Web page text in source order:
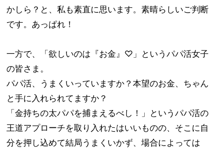
かしら？と、私も素直に思います。素晴らしいご判断
です。あっぱれ！
一方で、「欲しいのは『お金』♡」というパパ活女子
の皆さま。
パパ活、うまくいっていますか？本望のお金、ちゃん
と手に入れられてますか？
「金持ちの太パパを捕まえるべし！」というパパ活の
王道アプローチを取り入れたはいいものの、そこに自
分を押し込めて結局うまくいかず、場合によっては